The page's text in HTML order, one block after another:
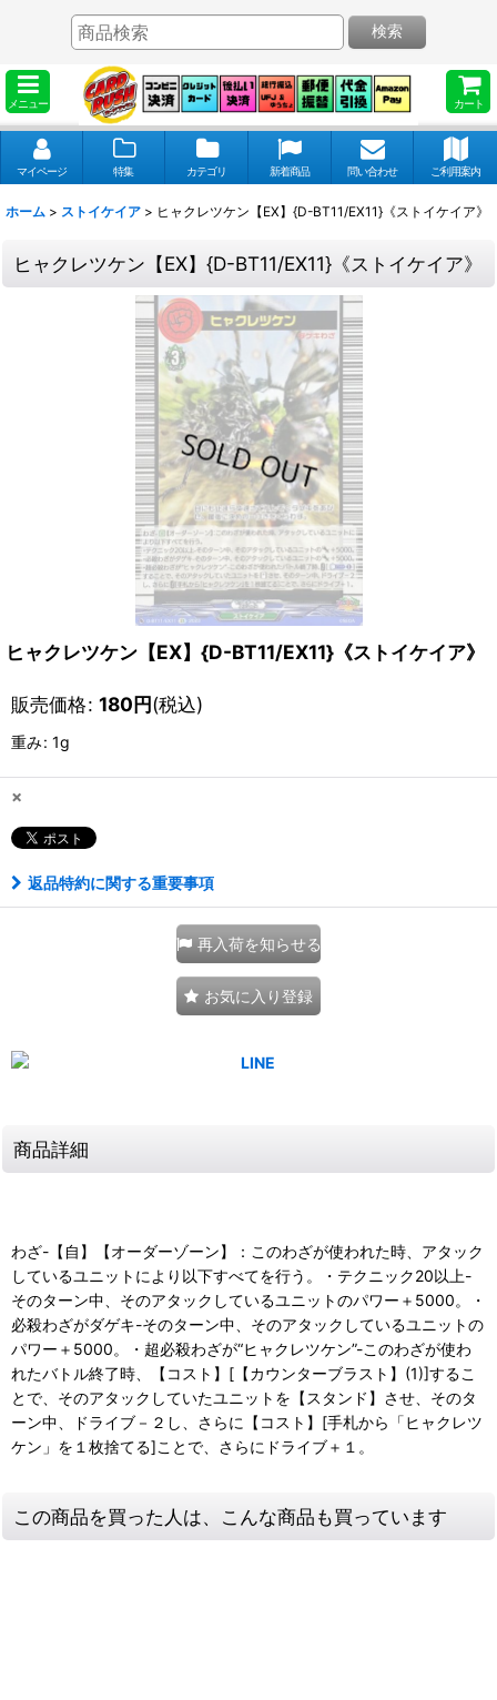
メニュー カート
検索
マイページ 特集 カテゴリ 新着商品 問い合わせ ご利用案内
ホーム > ストイケイア > ヒャクレツケン【EX】{D-BT11/EX11}《ストイケイア》
ヒャクレツケン【EX】{D-BT11/EX11}《ストイケイア》
ヒャクレツケン【EX】{D-BT11/EX11}《ストイケイア》
販売価格: 180円(税込)
重み: 1g
×
返品特約に関する重要事項
再入荷を知らせる
お気に入り登録
商品詳細
わざ-【自】【オーダーゾーン】：このわざが使われた時、アタック
しているユニットにより以下すべてを行う。・テクニック20以上-
そのターン中、そのアタックしているユニットのパワー＋5000。・
必殺わざがダゲキ-そのターン中、そのアタックしているユニットの
パワー＋5000。・超必殺わざが“ヒャクレツケン”-このわざが使わ
れたバトル終了時、【コスト】[【カウンターブラスト】(1)]するこ
とで、そのアタックしていたユニットを【スタンド】させ、そのタ
ーン中、ドライブ－２し、さらに【コスト】[手札から「ヒャクレツ
ケン」を１枚捨てる]ことで、さらにドライブ＋１。
この商品を買った人は、こんな商品も買っています